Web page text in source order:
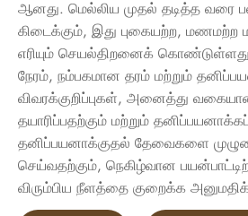
ஆனது. மெல்லிய முதல் தடித்த வரை
கிடைக்கும், இது புகையற்ற, மணமற்ற
எரியும் செயல்திறனைக்
நேரம், நம்பகமான தரம் மற்றும்
விவரக்குறிப்புகள், அனைத்து
தயாரிப்பதற்கும் மற்றும்
தனிப்பயனாக்குதல் தேவைகளை
செய்வதற்கும், நெகிழ்வான
விரும்பிய நீளத்தை குறைக்க